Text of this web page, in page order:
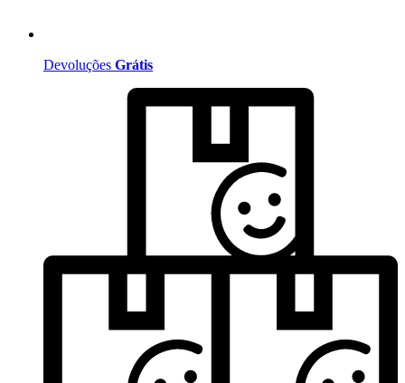
Devoluções Grátis